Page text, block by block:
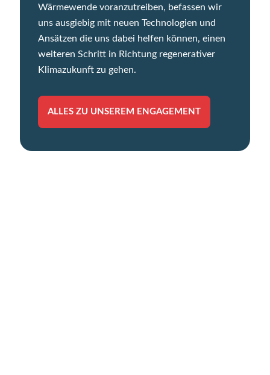
Wärmewende voranzutreiben, befassen wir
uns ausgiebig mit neuen Technologien und
Ansätzen die uns dabei helfen können, einen
weiteren Schritt in Richtung regenerativer
Klimazukunft zu gehen.
ALLES ZU UNSEREM ENGAGEMENT